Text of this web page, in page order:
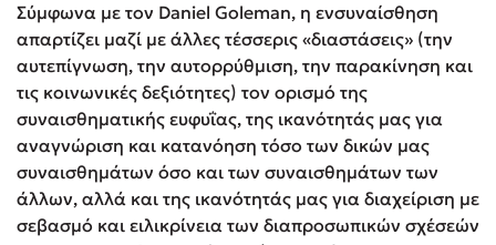
Σύμφωνα με τον Daniel Goleman, η ενσυναίσθηση
απαρτίζει μαζί με άλλες τέσσερις «διαστάσεις» (την
αυτεπίγνωση, την αυτορρύθμιση, την παρακίνηση και
τις κοινωνικές δεξιότητες) τον ορισμό της
συναισθηματικής ευφυΐας, της ικανότητάς μας για
αναγνώριση και κατανόηση τόσο των δικών μας
συναισθημάτων όσο και των συναισθημάτων των
άλλων, αλλά και της ικανότητάς μας για διαχείριση με
σεβασμό και ειλικρίνεια των διαπροσωπικών σχέσεών